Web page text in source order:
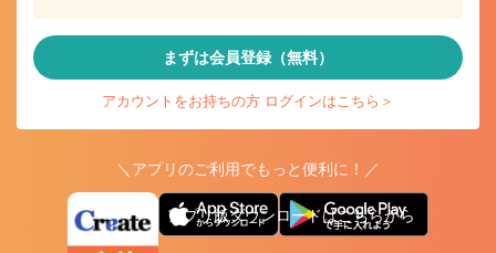
まずは会員登録（無料）
アカウントをお持ちの方 ログインはこちら＞
＼アプリのご利用でもっと便利に！／
アプリ版ダウンロードはこちらから